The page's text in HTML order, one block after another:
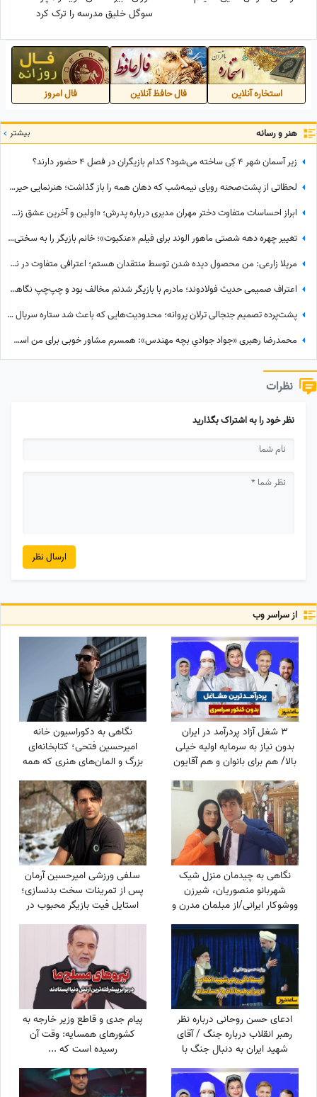
سوگل خلیق مدرسه را ترک کرد
استخاره آنلاین فال حافظ آنلاین فال امروز
هنر و رسانه بیشتر
زیر آسمان شهر 4 کِی ساخته می‌شود؟ کدام بازیگران در فصل 4 حضور دارند؟
لحظاتی از پشت‌صحنه رویای نیمه‌شب که دهان همه را باز گذاشت؛ هنرنمایی حیرت‌انگیز و جانانه روزبه حصاری بدون بدلکار!+ویدیو
ابراز احساسات متفاوت دختر مهران مدیری درباره پدرش؛ «اولین و آخرین عشق زندگی من بابامه» + ویدئو
تغییر چهره دهه شصتی ماهور الوند برای فیلم «عنکبوت»؛ خانم بازیگر را به سختی می‌توان شناخت + عکس
مریلا زارعی: من محصول دیده شدن توسط منتقدان هستم؛ اعترافی متفاوت در نشست خبری «موسی کلیم‌الله» + ویدئو
اعتراف صمیمی حدیث فولادوند؛ مادرم با بازیگر شدنم مخالف بود و چپ‌چپ نگاهم می‌کرد! + ویدئو
پشت‌پرده تصمیم جنجالی ترلان پروانه؛ محدودیت‌هایی که باعث شد ستاره سریال «بامداد خمار» دور رفیق‌بازی را خط بکشد!
محمدرضا رهبری «جواد جوادیِ بچه مهندس»: همسرم مشاور خوبی برای من است، خط قرمز من خانوادمه/عروسی خواهرم دائم استرس داشتم که مبادا فیلم یا عکسی از من گرفته شود و بعدا برای من دردسر ایجاد کند!
نظرات
نظر خود را به اشتراک بگذارید
ارسال نظر
از سراسر وب
3 شغل آزاد پردرآمد در ایران
بدون نیاز به سرمایه اولیه خیلی
بالا/ هم برای بانوان و هم آقایون
نگاهی به دکوراسیون خانه
امیرحسین فتحی؛ کتابخانه‌ای
بزرگ و المان‌های هنری که همه
را غافلگیر کرد/ بیخود نیست
بهش میگن آقازاده سینمای ایران
نگاهی به چیدمان منزل شیک
شهربانو منصوریان، شیرزن
ووشوکار ایرانی/از مبلمان مدرن و
پرده اعیانی تا فرش آبی فیروزه‌ای
سلفی ورزشی امیرحسین آرمان
پس از تمرینات سخت بدنسازی؛
استایل فیت بازیگر محبوب در
باشگاه
ادعای حسن روحانی درباره نظر
رهبر انقلاب درباره جنگ / آقای
شهید ایران به دنبال جنگ با
آمریکا بود؟
پیام جدی و قاطع وزیر خارجه به
کشورهای همسایه: وقت آن
رسیده است که ...